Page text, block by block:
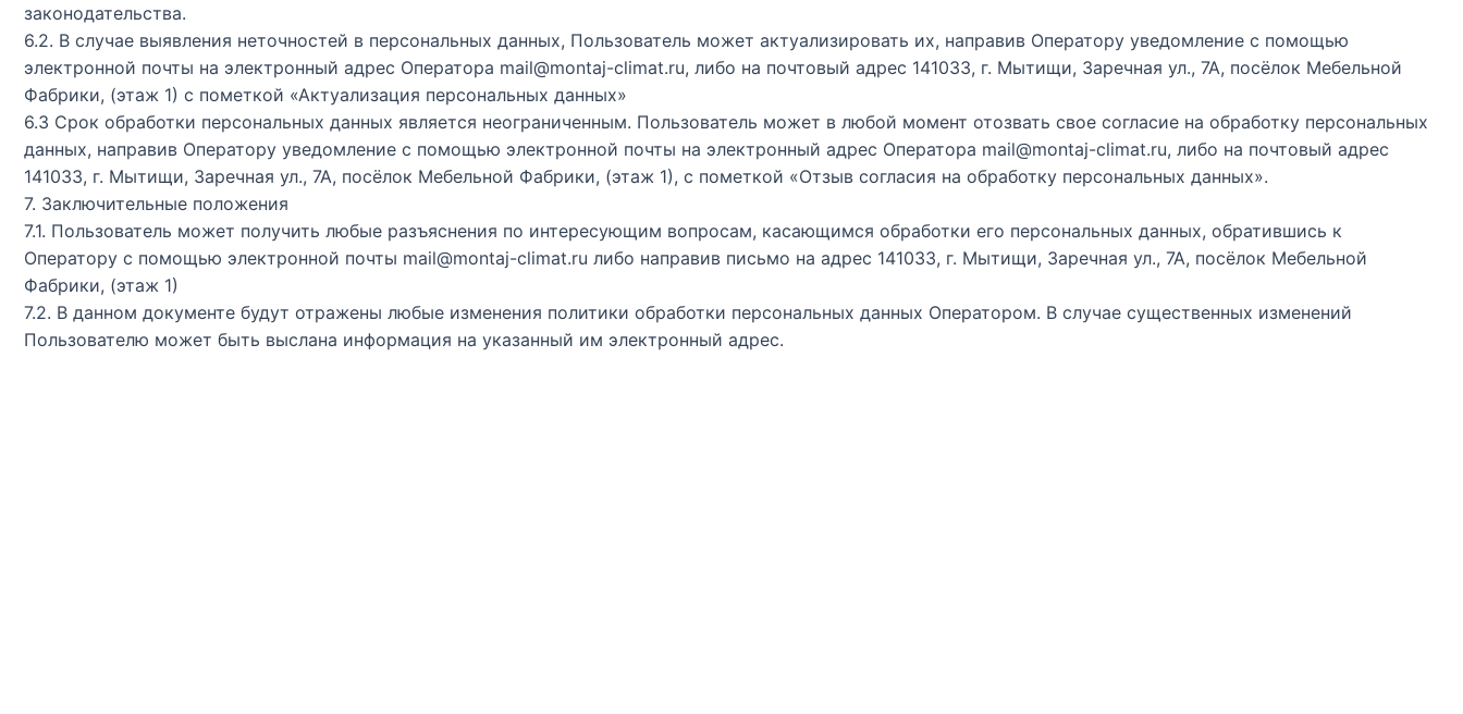
законодательства.
6.2. В случае выявления неточностей в персональных данных, Пользователь может актуализировать их, направив Оператору уведомление с помощью
электронной почты на электронный адрес Оператора mail@montaj-climat.ru, либо на почтовый адрес 141033, г. Мытищи, Заречная ул., 7А, посёлок Мебельной
Фабрики, (этаж 1) с пометкой «Актуализация персональных данных»
6.3 Срок обработки персональных данных является неограниченным. Пользователь может в любой момент отозвать свое согласие на обработку персональных
данных, направив Оператору уведомление с помощью электронной почты на электронный адрес Оператора mail@montaj-climat.ru, либо на почтовый адрес
141033, г. Мытищи, Заречная ул., 7А, посёлок Мебельной Фабрики, (этаж 1), с пометкой «Отзыв согласия на обработку персональных данных».
7. Заключительные положения
7.1. Пользователь может получить любые разъяснения по интересующим вопросам, касающимся обработки его персональных данных, обратившись к
Оператору с помощью электронной почты mail@montaj-climat.ru либо направив письмо на адрес 141033, г. Мытищи, Заречная ул., 7А, посёлок Мебельной
Фабрики, (этаж 1)
7.2. В данном документе будут отражены любые изменения политики обработки персональных данных Оператором. В случае существенных изменений
Пользователю может быть выслана информация на указанный им электронный адрес.